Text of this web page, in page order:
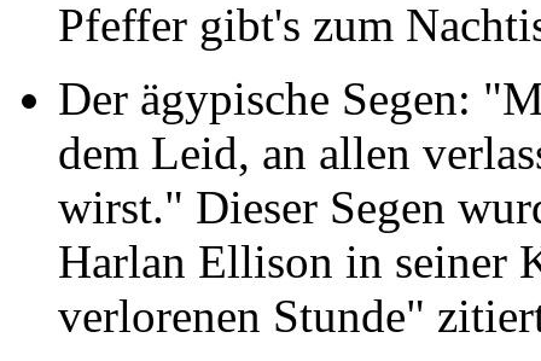
Pfeffer gibt's zum
Der ägypische Segen:
dem Leid, an allen
wirst." Dieser Segen
Harlan Ellison in seiner
verlorenen Stunde"